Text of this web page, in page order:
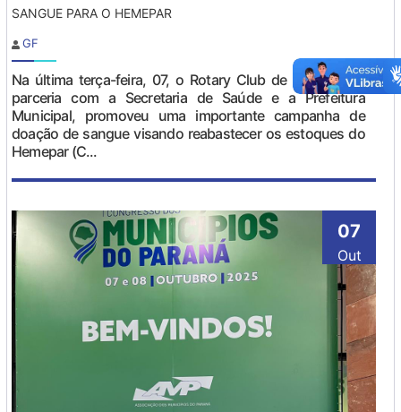
SANGUE PARA O HEMEPAR
GF
Na última terça-feira, 07, o Rotary Club de Faxinal, em
parceria com a Secretaria de Saúde e a Prefeitura
Municipal, promoveu uma importante campanha de
doação de sangue visando reabastecer os estoques do
Hemepar (C...
07
Out